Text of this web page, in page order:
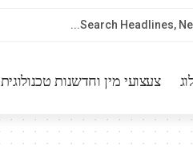
צעצועי מין וחדשנות טכנולוגית